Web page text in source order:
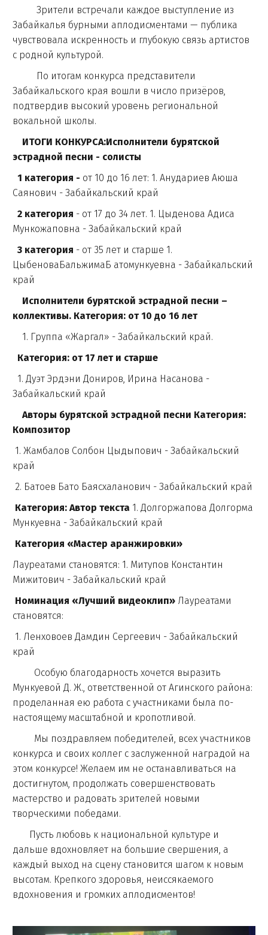
Зрители встречали каждое выступление из
Забайкалья бурными аплодисментами — публика
чувствовала искренность и глубокую связь артистов
с родной культурой.
По итогам конкурса представители
Забайкальского края вошли в число призёров,
подтвердив высокий уровень региональной
вокальной школы.
ИТОГИ КОНКУРСА:Исполнители бурятской
эстрадной песни - солисты
1 категория - от 10 до 16 лет: 1. Анудариев Аюша
Саянович - Забайкальский край
2 категория - от 17 до 34 лет. 1. Цыденова Адиса
Мункожаповна - Забайкальский край
3 категория - от 35 лет и старше 1.
ЦыбеноваБальжимаБ атомункуевна - Забайкальский
край
Исполнители бурятской эстрадной песни –
коллективы. Категория: от 10 до 16 лет
1. Группа «Жаргал» - Забайкальский край.
Категория: от 17 лет и старше
1. Дуэт Эрдэни Дониров, Ирина Насанова -
Забайкальский край
Авторы бурятской эстрадной песни Категория:
Композитор
1. Жамбалов Солбон Цыдыпович - Забайкальский
край
2. Батоев Бато Баясхаланович - Забайкальский край
Категория: Автор текста 1. Долгоржапова Долгорма
Мункуевна - Забайкальский край
Категория «Мастер аранжировки»
Лауреатами становятся: 1. Митупов Константин
Мижитович - Забайкальский край
Номинация «Лучший видеоклип» Лауреатами
становятся:
1. Ленховоев Дамдин Сергеевич - Забайкальский
край
Особую благодарность хочется выразить
Мункуевой Д. Ж., ответственной от Агинского района:
проделанная ею работа с участниками была по-
настоящему масштабной и кропотливой.
Мы поздравляем победителей, всех участников
конкурса и своих коллег с заслуженной наградой на
этом конкурсе! Желаем им не останавливаться на
достигнутом, продолжать совершенствовать
мастерство и радовать зрителей новыми
творческими победами.
Пусть любовь к национальной культуре и
дальше вдохновляет на большие свершения, а
каждый выход на сцену становится шагом к новым
высотам. Крепкого здоровья, неиссякаемого
вдохновения и громких аплодисментов!